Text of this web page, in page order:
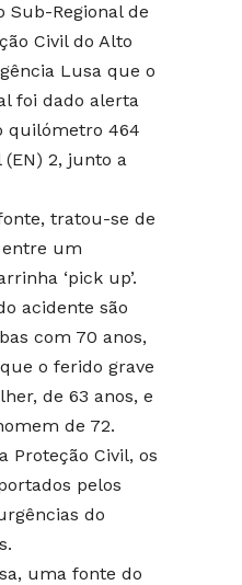
Sub-Regional de
Civil do Alto
Lusa que o
foi dado alerta
quilómetro 464
(EN) 2, junto a
tratou-se de
um
‘pick up’.
acidente são
com 70 anos,
o ferido grave
de 63 anos, e
de 72.
Proteção Civil, os
pelos
do
uma fonte do